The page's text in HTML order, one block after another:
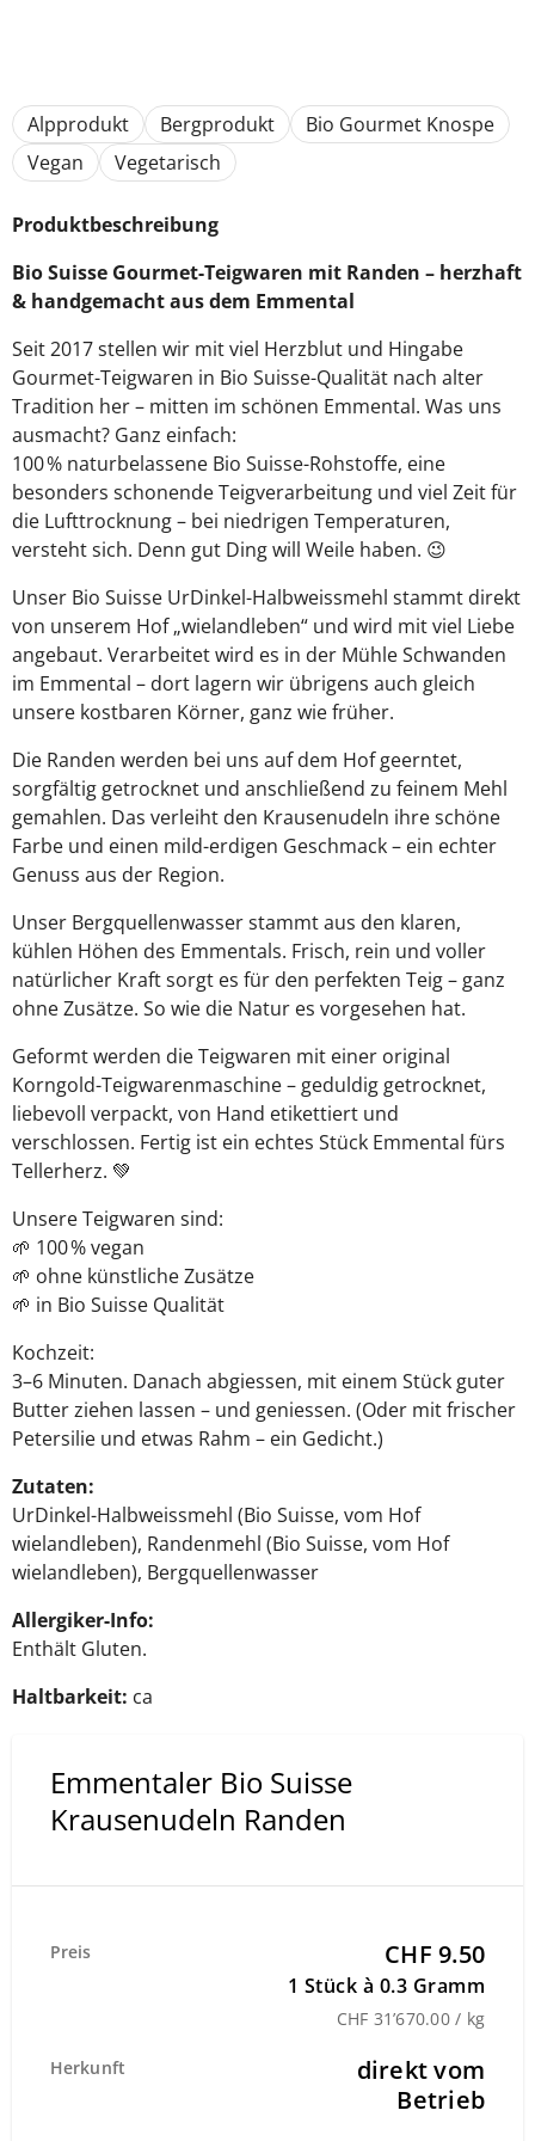
Alpprodukt Bergprodukt
Bio Gourmet Knospe
Vegan
Vegetarisch
Produktbeschreibung
Bio Suisse Gourmet-Teigwaren mit Randen – herzhaft
& handgemacht aus dem Emmental
Seit 2017 stellen wir mit viel Herzblut und Hingabe
Gourmet-Teigwaren in Bio Suisse-Qualität nach alter
Tradition her – mitten im schönen Emmental. Was uns
ausmacht? Ganz einfach:
100 % naturbelassene Bio Suisse-Rohstoffe, eine
besonders schonende Teigverarbeitung und viel Zeit für
die Lufttrocknung – bei niedrigen Temperaturen,
versteht sich. Denn gut Ding will Weile haben. 😉
Unser Bio Suisse UrDinkel-Halbweissmehl stammt direkt
von unserem Hof „wielandleben“ und wird mit viel Liebe
angebaut. Verarbeitet wird es in der Mühle Schwanden
im Emmental – dort lagern wir übrigens auch gleich
unsere kostbaren Körner, ganz wie früher.
Die Randen werden bei uns auf dem Hof geerntet,
sorgfältig getrocknet und anschließend zu feinem Mehl
gemahlen. Das verleiht den Krausenudeln ihre schöne
Farbe und einen mild-erdigen Geschmack – ein echter
Genuss aus der Region.
Unser Bergquellenwasser stammt aus den klaren,
kühlen Höhen des Emmentals. Frisch, rein und voller
natürlicher Kraft sorgt es für den perfekten Teig – ganz
ohne Zusätze. So wie die Natur es vorgesehen hat.
Geformt werden die Teigwaren mit einer original
Korngold-Teigwarenmaschine – geduldig getrocknet,
liebevoll verpackt, von Hand etikettiert und
verschlossen. Fertig ist ein echtes Stück Emmental fürs
Tellerherz. 💚
Unsere Teigwaren sind:
🌱 100 % vegan
🌱 ohne künstliche Zusätze
🌱 in Bio Suisse Qualität
Kochzeit:
3–6 Minuten. Danach abgiessen, mit einem Stück guter
Butter ziehen lassen – und geniessen. (Oder mit frischer
Petersilie und etwas Rahm – ein Gedicht.)
Zutaten:
UrDinkel-Halbweissmehl (Bio Suisse, vom Hof
wielandleben), Randenmehl (Bio Suisse, vom Hof
wielandleben), Bergquellenwasser
Allergiker-Info:
Enthält Gluten.
Haltbarkeit: ca
Emmentaler Bio Suisse
Krausenudeln Randen
Preis CHF 9.50
1 Stück à 0.3 Gramm
CHF 31’670.00 / kg
Herkunft
direkt vom
Betrieb